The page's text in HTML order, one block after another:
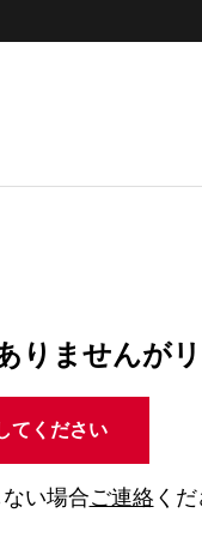
りませんが
てください
い場合ご連絡 く